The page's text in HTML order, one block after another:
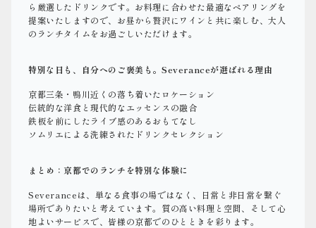
ら厳選したドリンクです。お料理に合わせた最適なペアリングを
提案いたしますので、お昼から贅沢にワインと共に楽しむ、大人
のランチタイムをお過ごしいただけます。
特別な日も、自分へのご褒美も。Severanceが選ばれる理由
京都三条・鴨川近くの落ち着いたロケーション
伝統的な洋食と現代的なエッセンスの融合
鉄板を前にしたライブ感のあるおもてなし
ソムリエによる洗練されたドリンクセレクション
まとめ：京都でのランチを特別な体験に
Severanceは、単なる食事の場ではなく、日常と非日常を繋ぐ
場所でありたいと考えています。質の高い料理と空間、そして心
地よいサービスで、皆様の京都でのひとときを彩ります。